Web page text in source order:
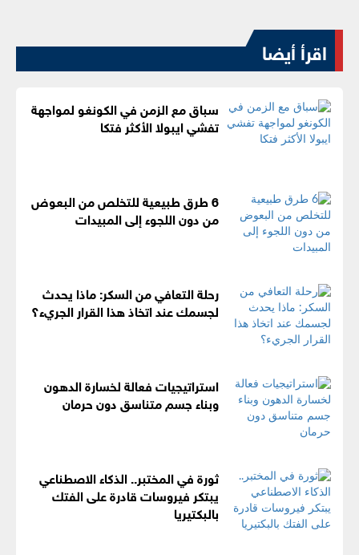
اقرأ أيضا
سباق مع الزمن في الكونغو لمواجهة
تفشي ايبولا الأكثر فتكا
6 طرق طبيعية للتخلص من البعوض
من دون اللجوء إلى المبيدات
رحلة التعافي من السكر: ماذا يحدث
لجسمك عند اتخاذ هذا القرار الجريء؟
استراتيجيات فعالة لخسارة الدهون
وبناء جسم متناسق دون حرمان
ثورة في المختبر.. الذكاء الاصطناعي
يبتكر فيروسات قادرة على الفتك
بالبكتيريا